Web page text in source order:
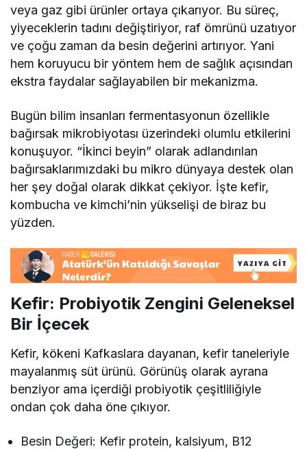
veya gaz gibi ürünler ortaya çıkarıyor. Bu süreç,
yiyeceklerin tadını değiştiriyor, raf ömrünü uzatıyor
ve çoğu zaman da besin değerini artırıyor. Yani
hem koruyucu bir yöntem hem de sağlık açısından
ekstra faydalar sağlayabilen bir mekanizma.
Bugün bilim insanları fermentasyonun özellikle
bağırsak mikrobiyotası üzerindeki olumlu etkilerini
konuşuyor. “İkinci beyin” olarak adlandırılan
bağırsaklarımızdaki bu mikro dünyaya destek olan
her şey doğal olarak dikkat çekiyor. İşte kefir,
kombucha ve kimchi’nin yükselişi de biraz bu
yüzden.
Kefir: Probiyotik Zengini Geleneksel
Bir İçecek
Kefir, kökeni Kafkaslara dayanan, kefir taneleriyle
mayalanmış süt ürünü. Görünüş olarak ayrana
benziyor ama içerdiği probiyotik çeşitliliğiyle
ondan çok daha öne çıkıyor.
Besin Değeri: Kefir protein, kalsiyum, B12